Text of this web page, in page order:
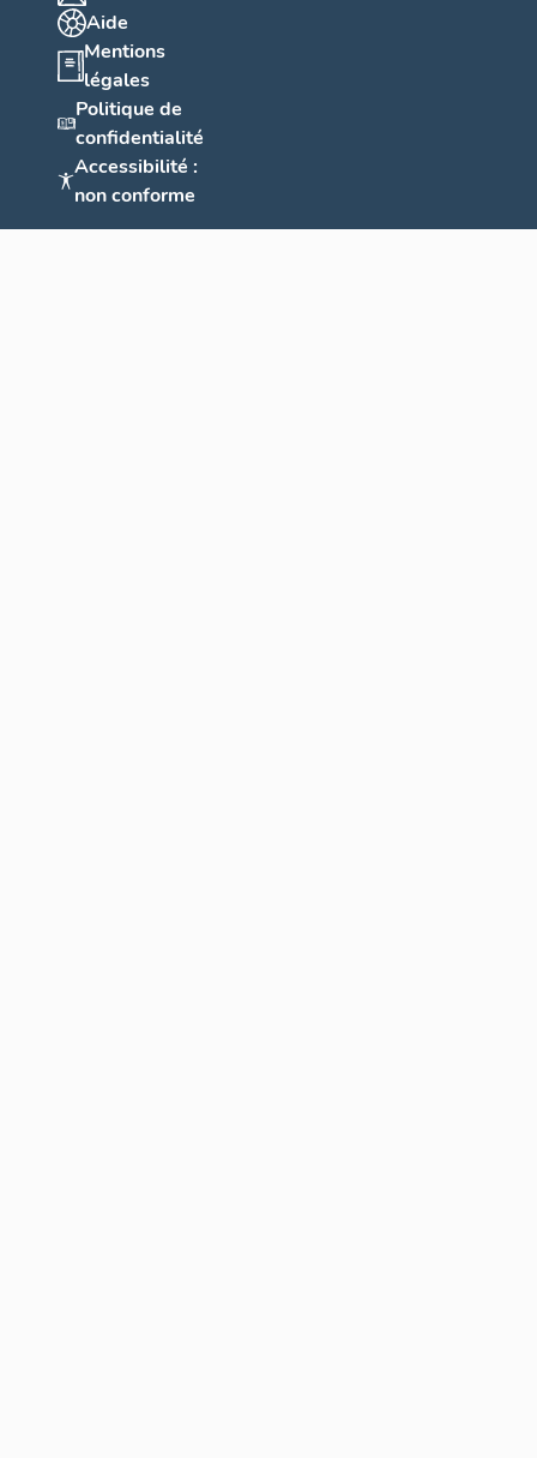
Aide
Mentions
légales
Politique de
confidentialité
Accessibilité :
non conforme